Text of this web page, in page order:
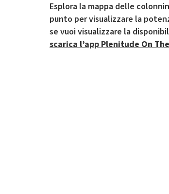
Esplora la mappa delle
punto per visualizzare la
se vuoi visualizzare la
scarica l’app Plenitude On